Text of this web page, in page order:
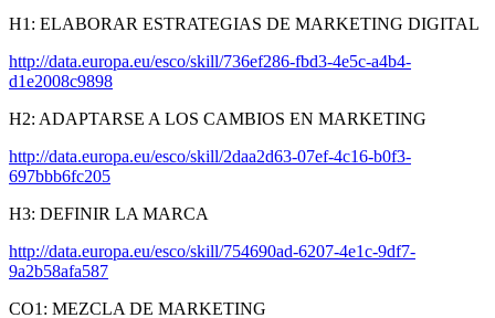
H1: ELABORAR ESTRATEGIAS DE MARKETING DIGITAL
http://data.europa.eu/esco/skill/736ef286-fbd3-4e5c-a4b4-
d1e2008c9898
H2: ADAPTARSE A LOS CAMBIOS EN MARKETING
http://data.europa.eu/esco/skill/2daa2d63-07ef-4c16-b0f3-
697bbb6fc205
H3: DEFINIR LA MARCA
http://data.europa.eu/esco/skill/754690ad-6207-4e1c-9df7-
9a2b58afa587
CO1: MEZCLA DE MARKETING